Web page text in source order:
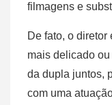
filmagens e
De fato, o diretor
mais delicado
da dupla juntos,
com uma